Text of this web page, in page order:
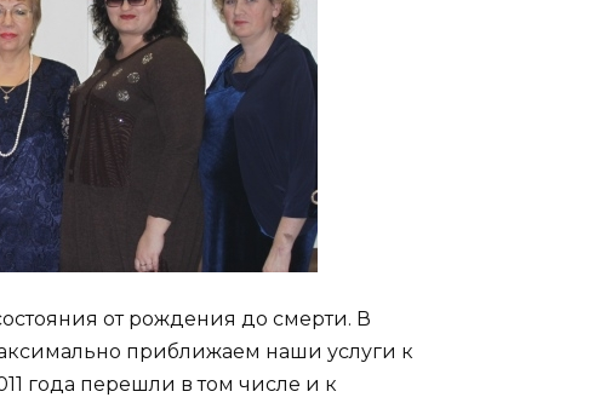
от рождения до смерти. В
приближаем наши услуги к
года перешли в том числе и к